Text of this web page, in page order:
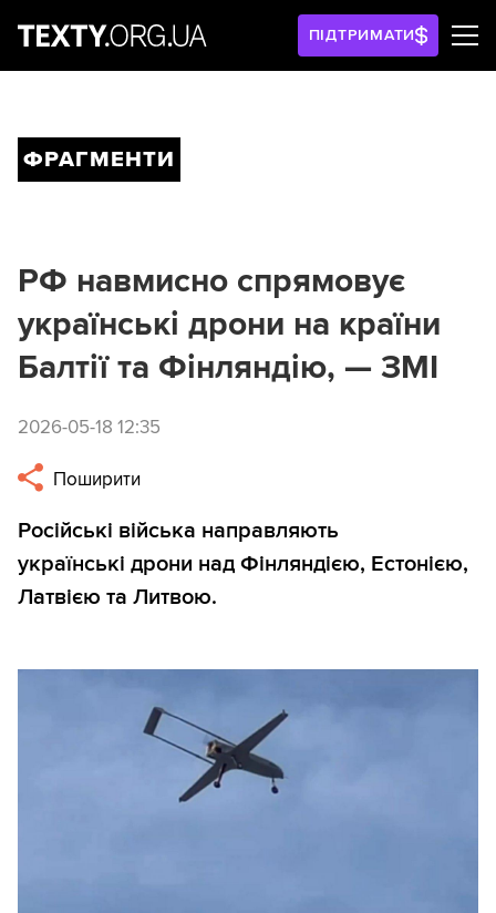
ПІДТРИМАТИ
ФРАГМЕНТИ
РФ навмисно спрямовує
українські дрони на країни
Балтії та Фінляндію, — ЗМІ
2026-05-18 12:35
Поширити
Російські війська направляють
українські дрони над Фінляндією, Естонією,
Латвією та Литвою.